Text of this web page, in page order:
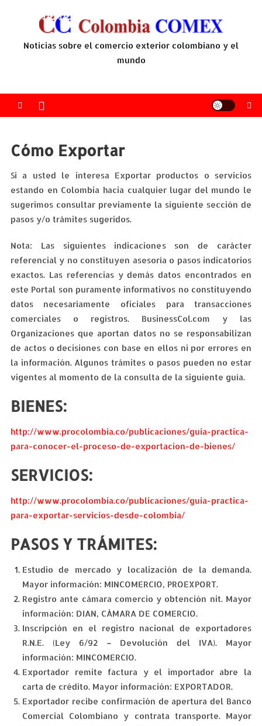
Noticias sobre el comercio exterior colombiano y el
mundo
Cómo Exportar
Si a usted le interesa Exportar productos o servicios
estando en Colombia hacia cualquier lugar del mundo le
sugerimos consultar previamente la siguiente sección de
pasos y/o trámites sugeridos.
Nota: Las siguientes indicaciones son de carácter
referencial y no constituyen asesoría o pasos indicatorios
exactos. Las referencias y demás datos encontrados en
este Portal son puramente informativos no constituyendo
datos necesariamente oficiales para transacciones
comerciales o registros. BusinessCol.com y las
Organizaciones que aportan datos no se responsabilizan
de actos o decisiones con base en ellos ni por errores en
la información. Algunos trámites o pasos pueden no estar
vigentes al momento de la consulta de la siguiente guía.
BIENES:
http://www.procolombia.co/publicaciones/guia-practica-
para-conocer-el-proceso-de-exportacion-de-bienes/
SERVICIOS:
http://www.procolombia.co/publicaciones/guia-practica-
para-exportar-servicios-desde-colombia/
PASOS Y TRÁMITES:
Estudio de mercado y localización de la demanda.
Mayor información: MINCOMERCIO, PROEXPORT.
Registro ante cámara comercio y obtención nit. Mayor
información: DIAN, CÁMARA DE COMERCIO.
Inscripción en el registro nacional de exportadores
R.N.E. (Ley 6/92 – Devolución del IVA). Mayor
información: MINCOMERCIO.
Exportador remite factura y el importador abre la
carta de crédito. Mayor información: EXPORTADOR.
Exportador recibe confirmación de apertura del Banco
Comercial Colombiano y contrata transporte. Mayor